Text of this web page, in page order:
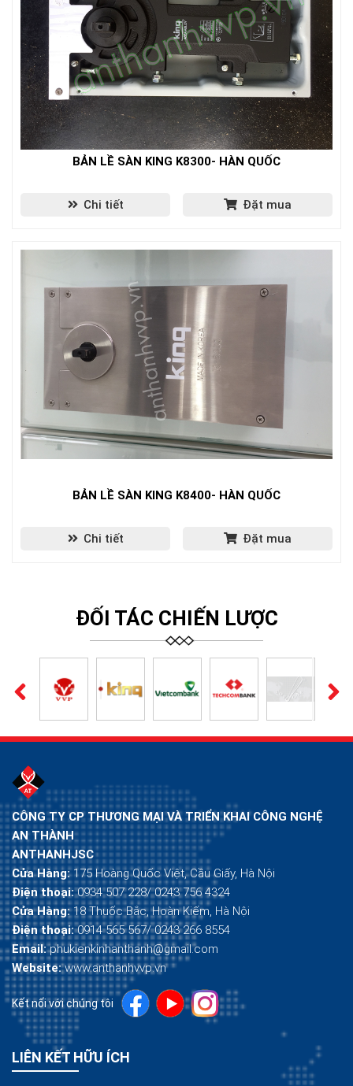
BẢN LỀ SÀN KING K8300- HÀN QUỐC
Chi tiết Đặt mua
BẢN LỀ SÀN KING K8400- HÀN QUỐC
Chi tiết Đặt mua
ĐỐI TÁC CHIẾN LƯỢC
CÔNG TY CP THƯƠNG MẠI VÀ TRIỂN KHAI CÔNG NGHỆ
AN THÀNH
ANTHANHJSC
Cửa Hàng:175 Hoàng Quốc Việt, Cầu Giấy, Hà Nội
Điện thoại:0934 507 228/ 0243 756 4324
Cửa Hàng:18 Thuốc Bắc, Hoàn Kiếm, Hà Nội
Điện thoại:0914 565 567/ 0243 266 8554
Email:phukienkinhanthanh@gmail.com
Website:www.anthanhvvp.vn
Kết nối với chúng tôi
LIÊN KẾT HỮU ÍCH